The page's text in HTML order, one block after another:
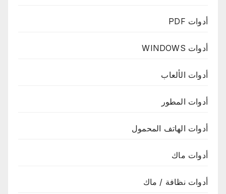
أدوات PDF
أدوات WINDOWS
أدوات الألعاب
أدوات المطور
أدوات الهاتف المحمول
أدوات ماك
أدوات نظافة / ماك